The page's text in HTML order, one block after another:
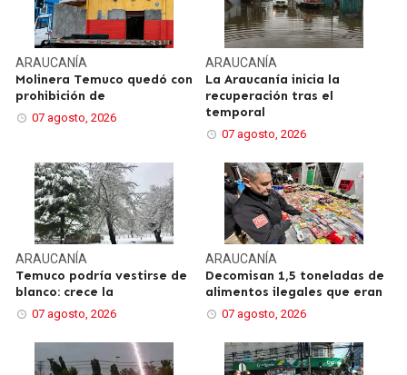
ARAUCANÍA
Molinera Temuco quedó con
prohibición de
07 agosto, 2026
ARAUCANÍA
La Araucanía inicia la
recuperación tras el
temporal
07 agosto, 2026
ARAUCANÍA
Temuco podría vestirse de
blanco: crece la
07 agosto, 2026
ARAUCANÍA
Decomisan 1,5 toneladas de
alimentos ilegales que eran
07 agosto, 2026